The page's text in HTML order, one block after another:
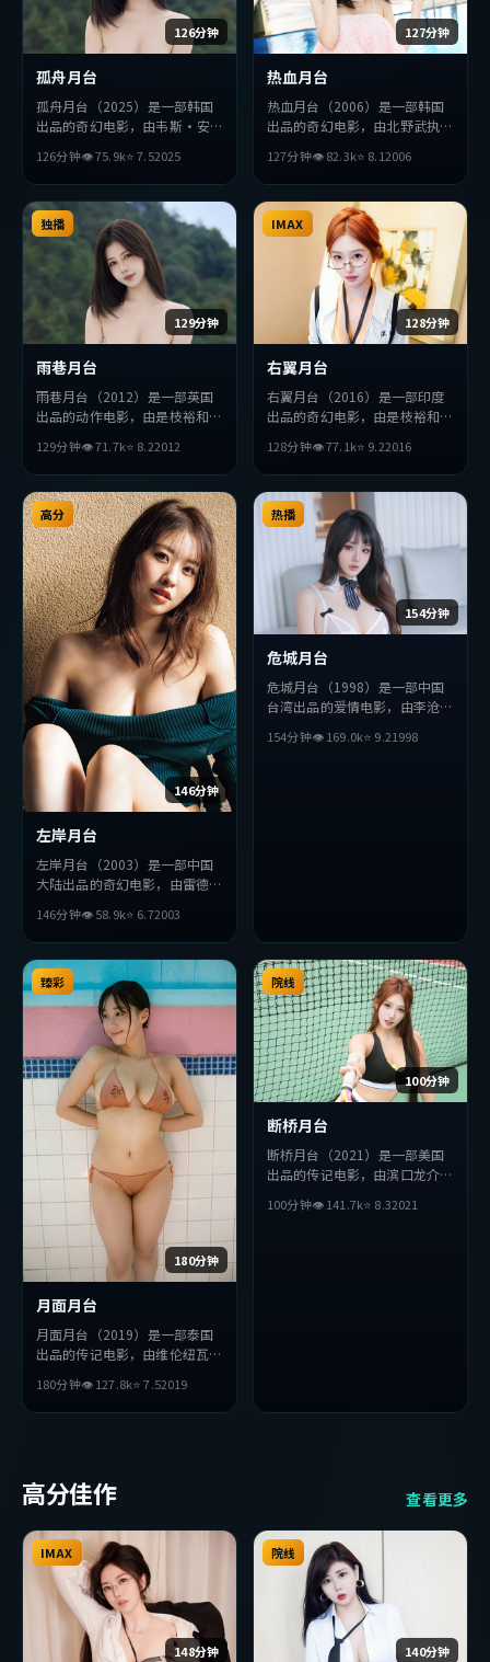
126分钟
孤舟月台
孤舟月台（2025）是一部韩国
出品的奇幻电影，由韦斯·安
度妍等主演。影片在叙事与视听
上力求突破，探讨人性与抉择，
节奏张弛有度，适合喜欢该类型
的观众完整观看。
126分钟👁75.9k⭐7.52025
127分钟
热血月台
热血月台（2006）是一部韩国
出品的奇幻电影，由北野武执
·哈迪等主演。影片在叙事与
视听上力求突破，探讨人性与抉
择，节奏张弛有度，适合喜欢该
类型的观众完整观看。
127分钟👁82.3k⭐ 8.12006
129分钟
独播
雨巷月台
雨巷月台（2012）是一部英国
出品的动作电影，由是枝裕和执
主演。影片在叙事与视听上力求
突破，探讨人性与抉择，节奏张
弛有度，适合喜欢该类型的观众
完整观看。
129分钟👁71.7k⭐ 8.22012
128分钟
IMAX
右翼月台
右翼月台（2016）是一部印度
出品的奇幻电影，由是枝裕和执
主演。影片在叙事与视听上力求
突破，探讨人性与抉择，节奏张
弛有度，适合喜欢该类型的观众
完整观看。
128分钟👁77.1k⭐ 9.22016
146分钟
高分
左岸月台
左岸月台（2003）是一部中国
大陆出品的奇幻电影，由雷德利
·墨菲、妻夫木聪等主演。影
片在叙事与视听上力求突破，探
讨人性与抉择，节奏张弛有度，
适合喜欢该类型的观众完整观
看。
146分钟👁58.9k⭐ 6.72003
154分钟
热播
危城月台
危城月台（1998）是一部中国
台湾出品的爱情电影，由李沧东
主演。影片在叙事与视听上力求
154分钟👁169.0k⭐ 9.21998
180分钟
臻彩
月面月台
月面月台（2019）是一部泰国
出品的传记电影，由维伦纽瓦执
主演。影片在叙事与视听上力求
突破，探讨人性与抉择，节奏张
180分钟👁127.8k⭐7.52019
100分钟
院线
断桥月台
断桥月台（2021）是一部美国
出品的传记电影，由滨口龙介执
演。影片在叙事与视听上力求突
100分钟👁141.7k⭐ 8.32021
高分佳作 查看更多
148分钟
IMAX
140分钟
院线